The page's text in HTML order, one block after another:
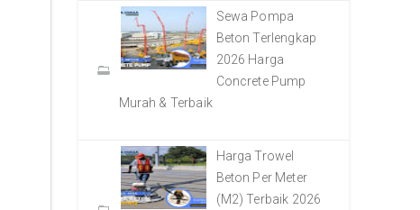
Sewa Pompa
Beton Terlengkap
2026 Harga
Concrete Pump
Murah & Terbaik
Harga Trowel
Beton Per Meter
(M2) Terbaik 2026